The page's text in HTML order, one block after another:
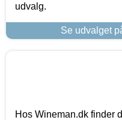
udvalg.
Se udvalget
Hos Wineman.dk finder